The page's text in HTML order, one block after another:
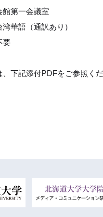
館第一会議室
華語（通訳あり）
要
、下記添付PDFをご参照く